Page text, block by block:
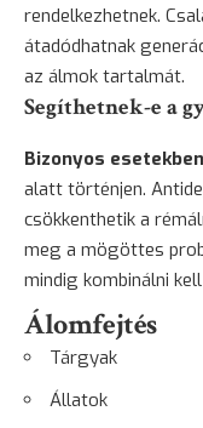
rendelkezhetnek.
átadódhatnak
az álmok tartalmát.
Segíthetnek-e a
Bizonyos
alatt történjen.
csökkenthetik a
meg a mögöttes
mindig kombinálni
Álomfejtés
Tárgyak
Állatok